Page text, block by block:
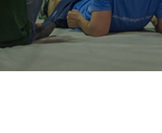
a conèixer